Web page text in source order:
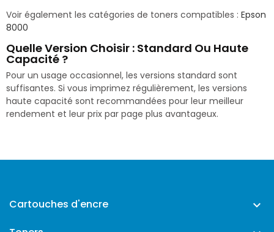
Voir également les catégories de toners compatibles : Epson
8000
Quelle Version Choisir : Standard Ou Haute
Capacité ?
Pour un usage occasionnel, les versions standard sont
suffisantes. Si vous imprimez régulièrement, les versions
haute capacité sont recommandées pour leur meilleur
rendement et leur prix par page plus avantageux.
Cartouches d'encre 